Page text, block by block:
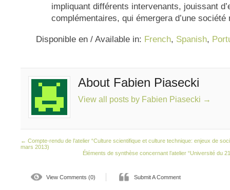
impliquant différents intervenants, jouissant
complémentaires, qui émergera d’une
Disponible en / Available in: French, Spanish,
About Fabien Piasecki
View all posts by Fabien Piasecki →
← Compte-rendu de l’atelier “Culture scientifique et culture technique: enjeux de
mars 2013)
Éléments de synthèse concernant l’atelier “Université du
View Comments (0) Submit A Comment